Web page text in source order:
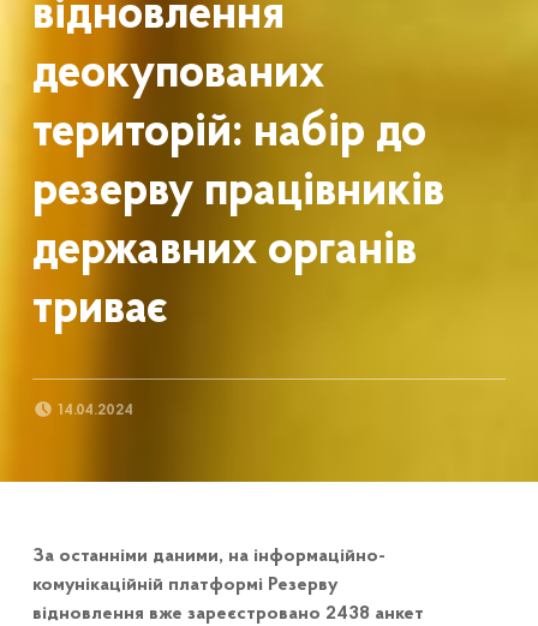
відновлення
деокупованих
територій: набір до
резерву працівників
державних органів
триває
14.04.2024
За останніми даними, на інформаційно-
комунікаційній платформі Резерву
відновлення вже зареєстровано 2438 анкет